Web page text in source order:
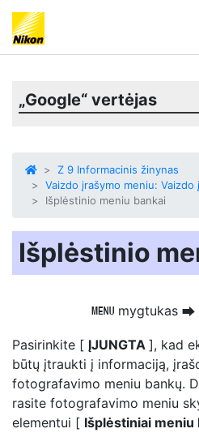
„Google“ vertėjas
Z 9 Informacinis žinynas
Vaizdo įrašymo meniu:
Išplėstinio meniu bankai
Išplėstinio
G mygtukas U
Pasirinkite [ ĮJUNGTA ], kad
būtų įtraukti į informaciją,
fotografavimo meniu bankų.
rasite fotografavimo meniu
elementui [ Išplėstiniai meniu